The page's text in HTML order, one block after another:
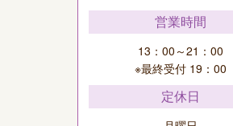
営業時間
13：00～21：00
※最終受付 19：00
定休日